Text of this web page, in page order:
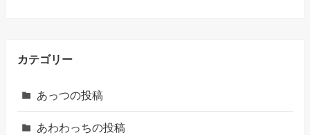
カテゴリー
あっつの投稿
あわわっちの投稿